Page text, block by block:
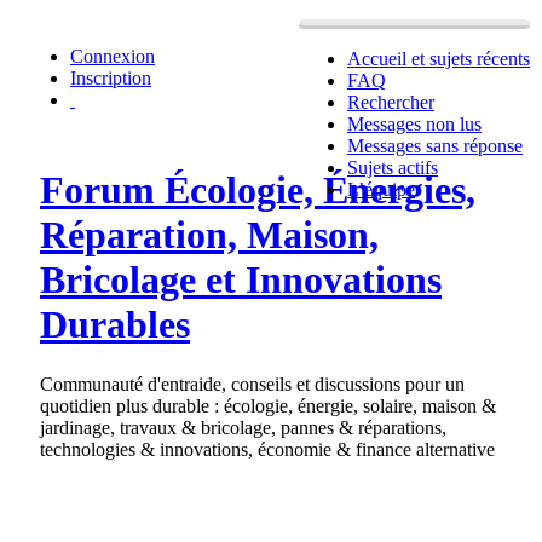
Accueil et sujets récents
FAQ
Rechercher
Messages non lus
Messages sans réponse
Sujets actifs
L’équipe
Connexion
Inscription
Forum Écologie, Énergies,
Réparation, Maison,
Bricolage et Innovations
Durables
Communauté d'entraide, conseils et discussions pour un
quotidien plus durable : écologie, énergie, solaire, maison &
jardinage, travaux & bricolage, pannes & réparations,
technologies & innovations, économie & finance alternative